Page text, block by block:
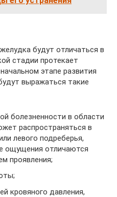
будут отличаться в
стадии протекает
этапе развития
выражаться такие
болезненности в области
распространяться в
левого подреберья,
ощущения отличаются
проявления;
кровяного давления,